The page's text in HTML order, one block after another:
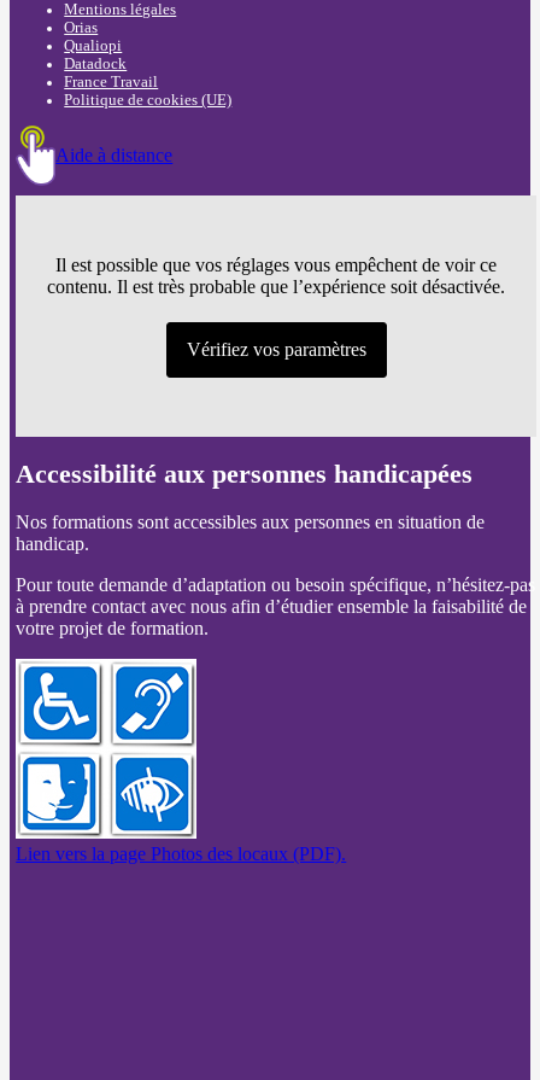
Mentions légales
Orias
Qualiopi
Datadock
France Travail
Politique de cookies (UE)
Aide à distance
Il est possible que vos réglages vous empêchent de voir ce
contenu. Il est très probable que l’expérience soit désactivée.
Vérifiez vos paramètres
Accessibilité aux personnes handicapées
Nos formations sont accessibles aux personnes en situation de
handicap.
Pour toute demande d’adaptation ou besoin spécifique, n’hésitez-pas
à prendre contact avec nous afin d’étudier ensemble la faisabilité de
votre projet de formation.
Lien vers la page Photos des locaux (PDF).